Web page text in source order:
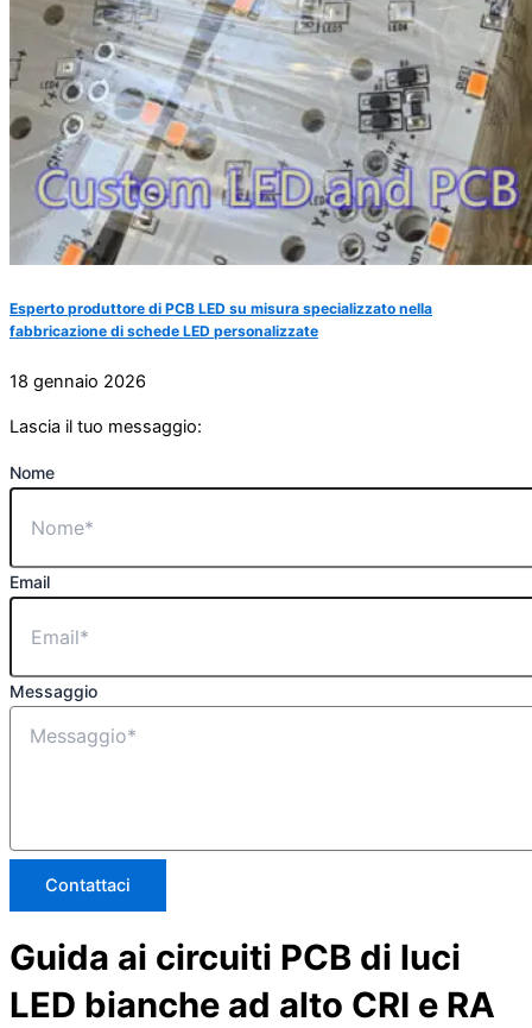
Esperto produttore di PCB LED su misura specializzato nella
fabbricazione di schede LED personalizzate
18 gennaio 2026
Lascia il tuo messaggio:
Nome
Email
Messaggio
Contattaci
Guida ai circuiti PCB di luci
LED bianche ad alto CRI e RA